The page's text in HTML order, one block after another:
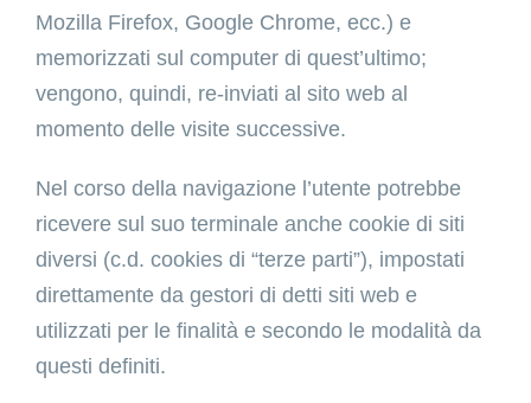
Mozilla Firefox, Google Chrome, ecc.) e
memorizzati sul computer di quest’ultimo;
vengono, quindi, re-inviati al sito web al
momento delle visite successive.
Nel corso della navigazione l’utente potrebbe
ricevere sul suo terminale anche cookie di siti
diversi (c.d. cookies di “terze parti”), impostati
direttamente da gestori di detti siti web e
utilizzati per le finalità e secondo le modalità da
questi definiti.